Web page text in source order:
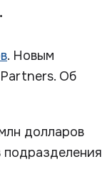
. Новым
Об
долларов
подразделения